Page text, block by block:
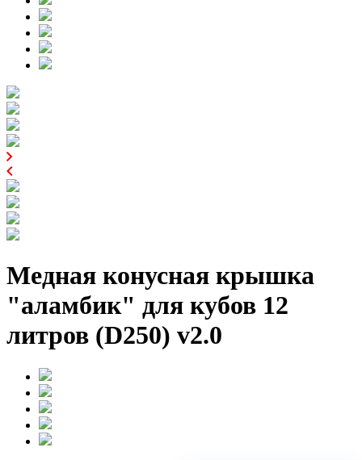
Медная конусная крышка
"аламбик" для кубов 12
литров (D250) v2.0